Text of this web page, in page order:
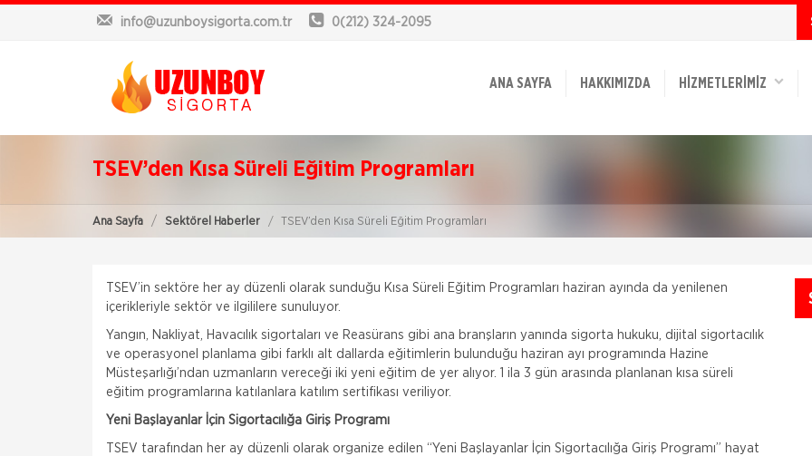
info@uzunboysigorta.com.tr 0(212) 324-2095
ANA SAYFA HAKKIMIZDA HİZMETLERİMİZ
TSEV’den Kısa Süreli Eğitim Programları
Ana Sayfa Sektörel Haberler TSEV’den Kısa Süreli Eğitim Programları
TSEV’in sektöre her ay düzenli olarak sunduğu Kısa Süreli Eğitim Programları haziran ayında da yenilenen
içerikleriyle sektör ve ilgililere sunuluyor.
Yangın, Nakliyat, Havacılık sigortaları ve Reasürans gibi ana branşların yanında sigorta hukuku, dijital sigortacılık
ve operasyonel planlama gibi farklı alt dallarda eğitimlerin bulunduğu haziran ayı programında Hazine
Müsteşarlığı’ndan uzmanların vereceği iki yeni eğitim de yer alıyor. 1 ila 3 gün arasında planlanan kısa süreli
eğitim programlarına katılanlara katılım sertifikası veriliyor.
Yeni Başlayanlar İçin Sigortacılığa Giriş Programı
TSEV tarafından her ay düzenli olarak organize edilen “Yeni Başlayanlar İçin Sigortacılığa Giriş Programı” hayat